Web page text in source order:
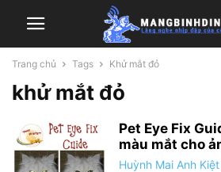
Trang chủ Tags Khử mắt đỏ
khử mắt đỏ
Pet Eye Fix
màu mắt cho
Huỳnh Mai Anh Kiệt